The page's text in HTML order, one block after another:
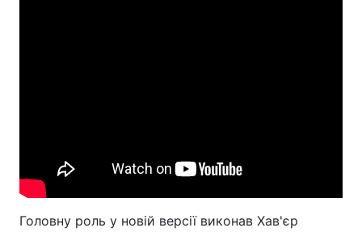
Головну роль у новій версії виконав Хав'єр